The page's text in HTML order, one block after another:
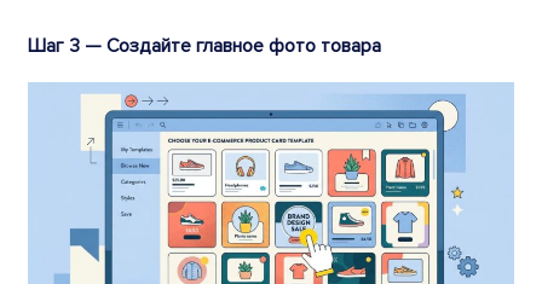
Шаг 3 — Создайте главное фото товара